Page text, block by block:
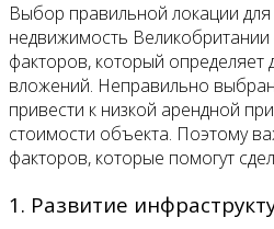
Выбор правильной локации
недвижимость
факторов, который определяет
вложений. Неправильно
привести к низкой арендной
стоимости объекта. Поэтому
факторов, которые помогут
1. Развитие